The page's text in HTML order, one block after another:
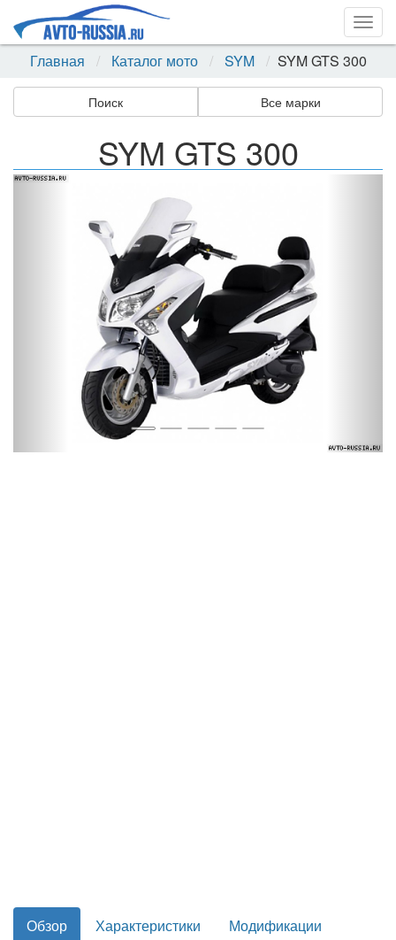
Главная
Каталог мото SYM SYM GTS 300
Поиск Все марки
SYM GTS 300
Назад
Обзор Характеристики
Модификации